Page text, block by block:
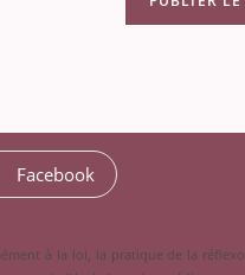
Facebook
à la loi, la pratique de la